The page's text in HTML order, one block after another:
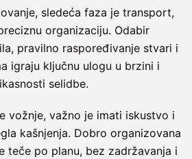
sledeća faza je transport,
organizaciju. Odabir
pravilno raspoređivanje stvari i
igraju ključnu ulogu u brzini i
selidbe.
vožnje, važno je imati iskustvo i
kašnjenja. Dobro organizovana
teče po planu, bez zadržavanja i